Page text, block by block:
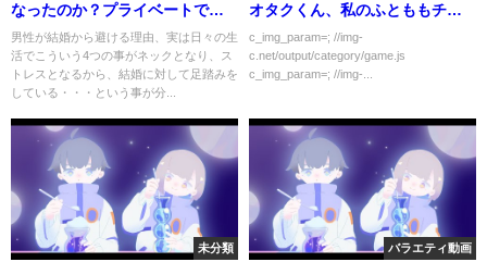
なったのか？プライベートでこ
れをクリアできないと女は結婚
できない
男性が結婚から避ける理由、実は日々の生
活でこういう4つの事がネックとなり、ス
トレスとなるから、結婚に対して足踏みを
している・・・という事が分...
オタクくん、私のふとももチラ
チラ見過ぎｗｗｗ」
c_img_param=; //img-
c.net/output/category/game.js
c_img_param=; //img-...
未分類 バラエティ動画